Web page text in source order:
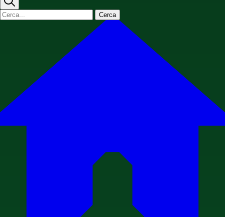
Cerca